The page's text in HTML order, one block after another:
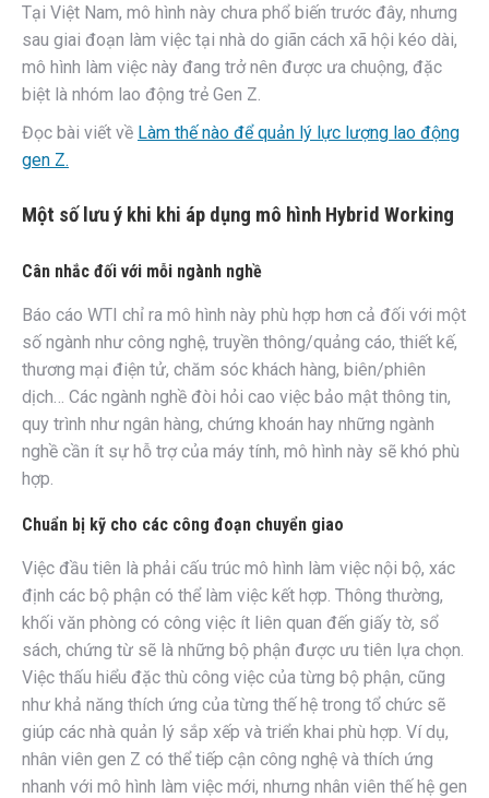
Tại Việt Nam, mô hình này chưa phổ biến trước đây, nhưng
sau giai đoạn làm việc tại nhà do giãn cách xã hội kéo dài,
mô hình làm việc này đang trở nên được ưa chuộng, đặc
biệt là nhóm lao động trẻ Gen Z.
Đọc bài viết về Làm thế nào để quản lý lực lượng lao động
gen Z.
Một số lưu ý khi khi áp dụng mô hình Hybrid Working
Cân nhắc đối với mỗi ngành nghề
Báo cáo WTI chỉ ra mô hình này phù hợp hơn cả đối với một
số ngành như công nghệ, truyền thông/quảng cáo, thiết kế,
thương mại điện tử, chăm sóc khách hàng, biên/phiên
dịch… Các ngành nghề đòi hỏi cao việc bảo mật thông tin,
quy trình như ngân hàng, chứng khoán hay những ngành
nghề cần ít sự hỗ trợ của máy tính, mô hình này sẽ khó phù
hợp.
Chuẩn bị kỹ cho các công đoạn chuyển giao
Việc đầu tiên là phải cấu trúc mô hình làm việc nội bộ, xác
định các bộ phận có thể làm việc kết hợp. Thông thường,
khối văn phòng có công việc ít liên quan đến giấy tờ, sổ
sách, chứng từ sẽ là những bộ phận được ưu tiên lựa chọn.
Việc thấu hiểu đặc thù công việc của từng bộ phận, cũng
như khả năng thích ứng của từng thế hệ trong tổ chức sẽ
giúp các nhà quản lý sắp xếp và triển khai phù hợp. Ví dụ,
nhân viên gen Z có thể tiếp cận công nghệ và thích ứng
nhanh với mô hình làm việc mới, nhưng nhân viên thế hệ gen